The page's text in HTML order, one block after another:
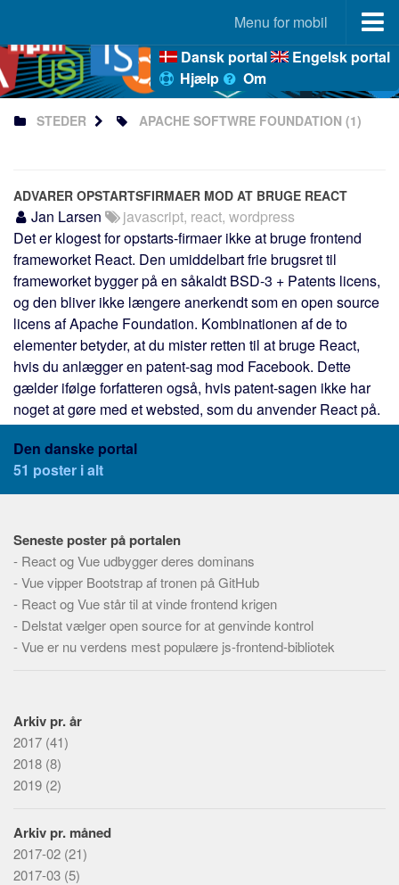
Menu for mobil
Portal
StaticSiteGenerators.dk
JAMstack.dk
Ecmascript.dk
TypeScript.dk
Node-js.dk
React-js.dk
Vue-js.dk
JLKM.dk
Frameworks
Server-siden
Skabeloner
Grænseflade
Database typer
Relationsdatabaser
Dokumentdatabaser
Biblioteker
CMS
Statiske Side Generatorer
Kort
Meta
Dansk portal
Engelsk portal
Hjælp
Om
STEDER APACHE SOFTWRE FOUNDATION (1)
ADVARER OPSTARTSFIRMAER MOD AT BRUGE REACT
Jan Larsen
javascript, react, wordpress
Det er klogest for opstarts-firmaer ikke at bruge frontend
frameworket React. Den umiddelbart frie brugsret til
frameworket bygger på en såkaldt BSD-3 + Patents licens,
og den bliver ikke længere anerkendt som en open source
licens af Apache Foundation. Kombinationen af de to
elementer betyder, at du mister retten til at bruge React,
hvis du anlægger en patent-sag mod Facebook. Dette
gælder ifølge forfatteren også, hvis patent-sagen ikke har
noget at gøre med et websted, som du anvender React på.
Den danske portal
51 poster i alt
Seneste poster på portalen
- React og Vue udbygger deres dominans
-Vue vipper Bootstrap af tronen på GitHub
- React og Vue står til at vinde frontend krigen
- Delstat vælger open source for at genvinde kontrol
-Vue er nu verdens mest populære js-frontend-bibliotek
Arkiv pr. år
2017 (41)
2018 (8)
2019 (2)
Arkiv pr. måned
2017-02 (21)
2017-03 (5)